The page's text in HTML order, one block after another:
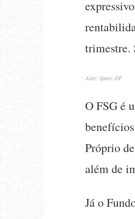
trimestre.
Arte: Iprev-DF
O FSG é
Próprio
além de
Já o